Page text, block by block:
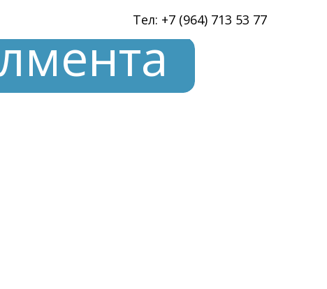
Тел: +7 (964) 713 53 77